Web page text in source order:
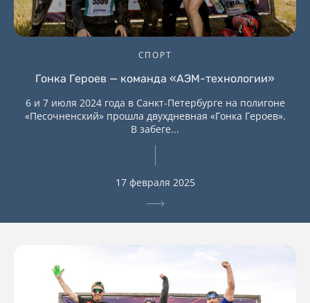
СПОРТ
Гонка Героев — команда «АЭМ-технологии»
6 и 7 июля 2024 года в Санкт-Петербурге на полигоне
«Песочненский» прошла двухдневная «Гонка Героев».
В забеге...
17 февраля 2025